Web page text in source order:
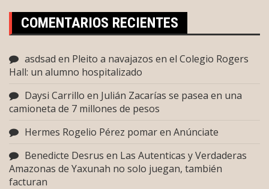
COMENTARIOS RECIENTES
asdsad en Pleito a navajazos en el Colegio Rogers
Hall: un alumno hospitalizado
Daysi Carrillo en Julián Zacarías se pasea en una
camioneta de 7 millones de pesos
Hermes Rogelio Pérez pomaren Anúnciate
Benedicte Desrus en Las Autenticas y Verdaderas
Amazonas de Yaxunah no solo juegan, también
facturan